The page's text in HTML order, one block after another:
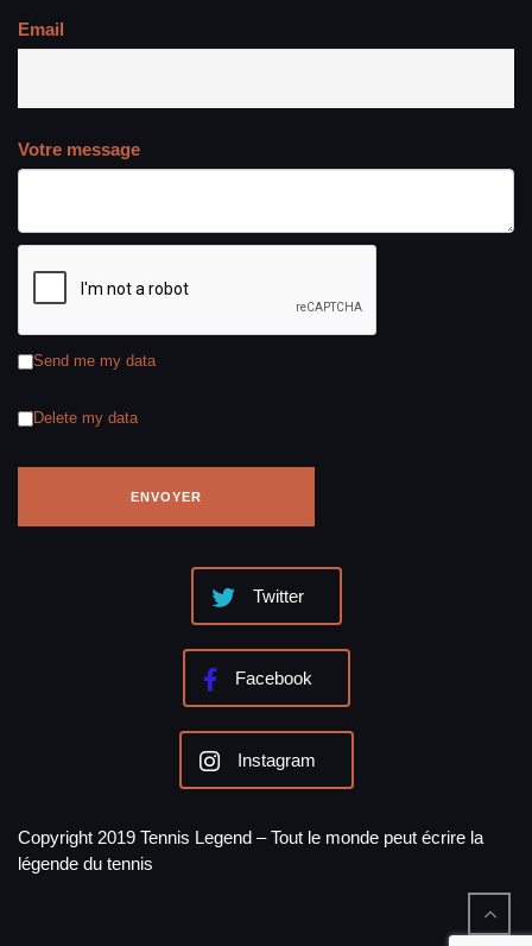
Email
Votre message
Send me my data
Delete my data
Twitter
Facebook
Instagram
Copyright 2019 Tennis Legend – Tout le monde peut écrire la
légende du tennis